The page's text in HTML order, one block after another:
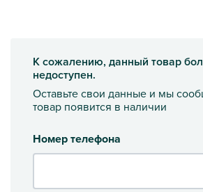
К сожалению, данный товар
недоступен.
Оставьте свои данные и мы
товар появится в наличии
Номер телефона